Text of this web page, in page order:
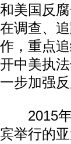
和美国反
在调查、
作，重点
开中美执
一步加强
2015年
宾举行的